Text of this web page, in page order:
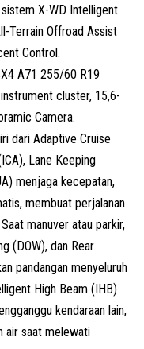
X-WD Intelligent
Terrain Offroad Assist
Control.
A71 255/60 R19
cluster, 15,6-
Camera.
dari Adaptive Cruise
, Lane Keeping
menjaga kecepatan,
membuat perjalanan
manuver atau parkir,
(DOW), dan Rear
pandangan menyeluruh
High Beam (IHB)
kendaraan lain,
air saat melewati